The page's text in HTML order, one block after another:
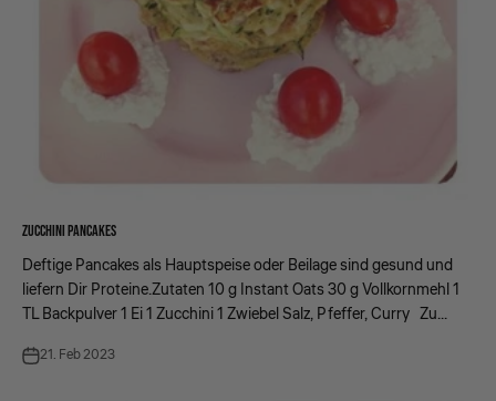
ZUCCHINI PANCAKES
Deftige Pancakes als Hauptspeise oder Beilage sind gesund und
liefern Dir Proteine.Zutaten 10 g Instant Oats 30 g Vollkornmehl 1
TL Backpulver 1 Ei 1 Zucchini 1 Zwiebel Salz, Pfeffer, Curry Zu...
21. Feb 2023